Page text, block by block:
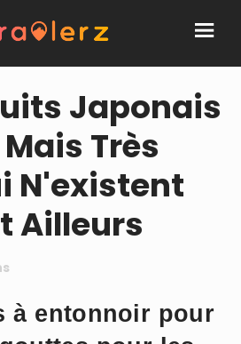
Japonais
Très
N'existent
Ailleurs
à entonnoir pour